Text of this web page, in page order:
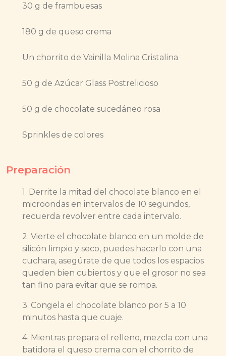
30 g de frambuesas
180 g de queso crema
Un chorrito de Vainilla Molina Cristalina
50 g de Azúcar Glass Postrelicioso
50 g de chocolate sucedáneo rosa
Sprinkles de colores
Preparación
1. Derrite la mitad del chocolate blanco en el
microondas en intervalos de 10 segundos,
recuerda revolver entre cada intervalo.
2. Vierte el chocolate blanco en un molde de
silicón limpio y seco, puedes hacerlo con una
cuchara, asegúrate de que todos los espacios
queden bien cubiertos y que el grosor no sea
tan fino para evitar que se rompa.
3. Congela el chocolate blanco por 5 a 10
minutos hasta que cuaje.
4. Mientras prepara el relleno, mezcla con una
batidora el queso crema con el chorrito de